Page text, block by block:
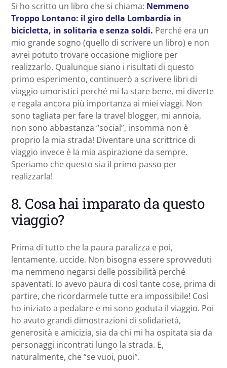
Si ho scritto un libro che si chiama: Nemmeno
Troppo Lontano: il giro della Lombardia in
bicicletta, in solitaria e senza soldi. Perché era un
mio grande sogno (quello di scrivere un libro) e non
avrei potuto trovare occasione migliore per
realizzarlo. Qualunque siano i risultati di questo
primo esperimento, continuerò a scrivere libri di
viaggio umoristici perché mi fa stare bene, mi diverte
e regala ancora più importanza ai miei viaggi. Non
sono tagliata per fare la travel blogger, mi annoia,
non sono abbastanza “social”, insomma non è
proprio la mia strada! Diventare una scrittrice di
viaggio invece è la mia aspirazione da sempre.
Speriamo che questo sia il primo passo per
realizzarla!
8. Cosa hai imparato da questo
viaggio?
Prima di tutto che la paura paralizza e poi,
lentamente, uccide. Non bisogna essere sprovveduti
ma nemmeno negarsi delle possibilità perché
spaventati. Io avevo paura di così tante cose, prima di
partire, che ricordarmele tutte era impossibile! Così
ho iniziato a pedalare e mi sono goduta il viaggio. Poi
ho avuto grandi dimostrazioni di solidarietà,
generosità e amicizia, sia da chi mi ha ospitata sia da
personaggi incontrati lungo la strada. E,
naturalmente, che “se vuoi, puoi”.